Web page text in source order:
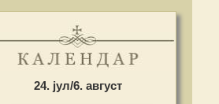
24. јул/6. август